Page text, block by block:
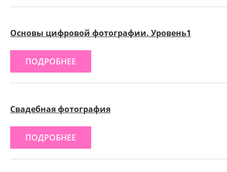
Основы цифровой фотографии. Уровень1
ПОДРОБНЕЕ
Свадебная фотография
ПОДРОБНЕЕ